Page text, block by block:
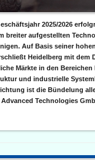
2025/2026
breiter aufgestellten
Auf Basis seiner
Heidelberg mit dem
Märkte in den Bereichen
und industrielle
ist die Bündelung
Technologies